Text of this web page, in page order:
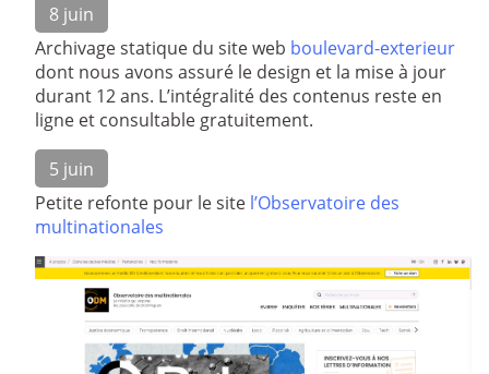
8 juin
Archivage statique du site web boulevard-exterieur
dont nous avons assuré le design et la mise à jour
durant 12 ans. L’intégralité des contenus reste en
ligne et consultable gratuitement.
5 juin
Petite refonte pour le site l’Observatoire des
multinationales